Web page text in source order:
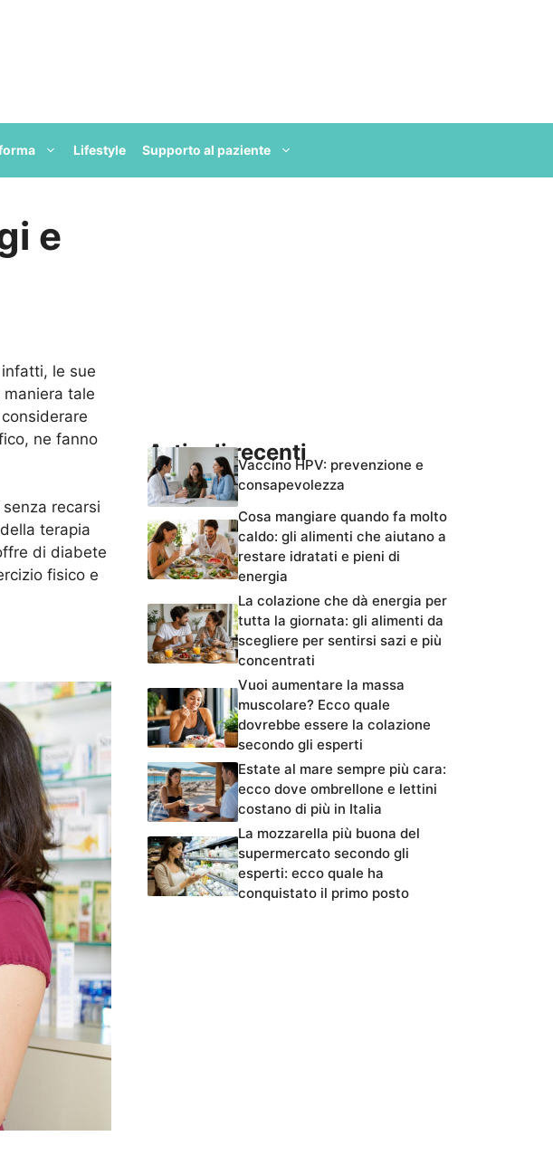
Lifestyle Supporto al paziente
e
le sue
tale
ne fanno
recarsi
terapia
di diabete
fisico e
Articoli recentiVaccino HPV: prevenzione e
consapevolezza
Cosa mangiare quando fa molto
caldo: gli alimenti che aiutano a
restare idratati e pieni di
energia
La colazione che dà energia per
tutta la giornata: gli alimenti da
scegliere per sentirsi sazi e più
concentrati
Vuoi aumentare la massa
muscolare? Ecco quale
dovrebbe essere la colazione
secondo gli esperti
Estate al mare sempre più cara:
ecco dove ombrellone e lettini
costano di più in Italia
La mozzarella più buona del
supermercato secondo gli
esperti: ecco quale ha
conquistato il primo posto